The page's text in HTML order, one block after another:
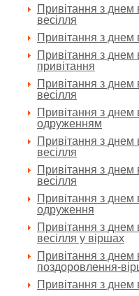
Привітання з днем
весілля
Привітання з днем
Привітання з днем
привітання
Привітання з
весілля
Привітання з днем
одруженням
Привітання з днем
весілля
Привітання з днем
весілля
Привітання з днем
одруження
Привітання з днем
весілля у віршах
Привітання з днем
поздоровлення-
Привітання з днем